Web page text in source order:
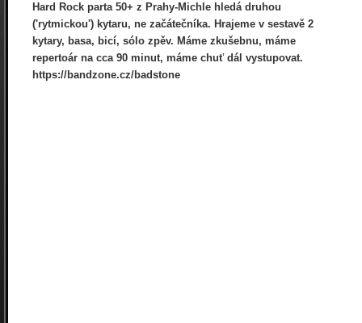
Hard Rock parta 50+ z Prahy-Michle hledá druhou
('rytmickou') kytaru, ne začátečníka. Hrajeme v sestavě 2
kytary, basa, bicí, sólo zpěv. Máme zkušebnu, máme
repertoár na cca 90 minut, máme chuť dál vystupovat.
https://bandzone.cz/badstone